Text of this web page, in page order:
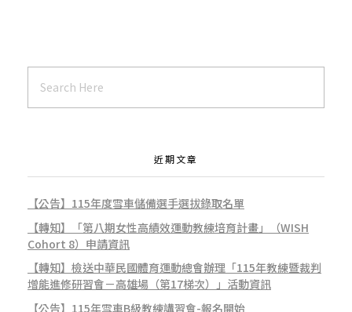
會
於
1
近期文章
【公告】115年度雪車儲備選手選拔錄取名單
【轉知】「第八期女性高績效運動教練培育計畫」（WISH
Cohort 8）申請資訊
【轉知】檢送中華民國體育運動總會辦理「115年教練暨裁判
增能進修研習會－高雄場（第17梯次）」活動資訊
【公告】115年雪車B級教練講習會-報名開始